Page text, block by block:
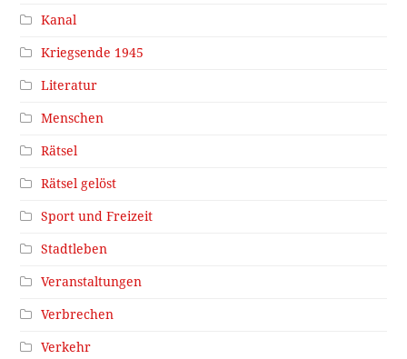
Kanal
Kriegsende 1945
Literatur
Menschen
Rätsel
Rätsel gelöst
Sport und Freizeit
Stadtleben
Veranstaltungen
Verbrechen
Verkehr